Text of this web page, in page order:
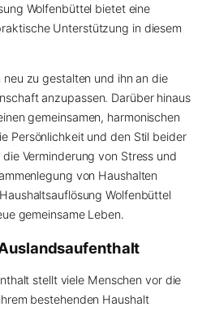
Wolfenbüttel bietet eine
Unterstützung in diesem
zu gestalten und ihn an die
anzupassen. Darüber hinaus
gemeinsamen, harmonischen
Persönlichkeit und den Stil beider
Verminderung von Stress und
von Haushalten
Wolfenbüttel
gemeinsame Leben.
stellt viele Menschen vor die
bestehenden Haushalt